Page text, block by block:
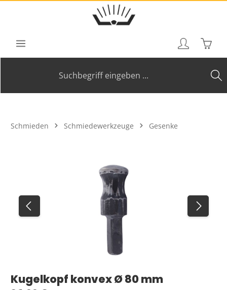
Zum Hauptinhalt springen
Schmieden Schmiedewerkzeuge Gesenke
Kugelkopf konvex Ø 80 mm